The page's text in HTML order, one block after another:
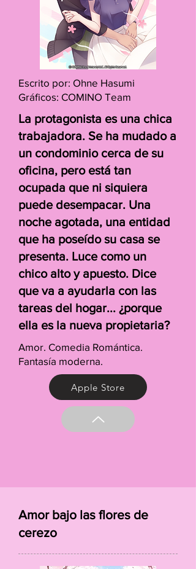
Escrito por: Ohne Hasumi
Gráficos: COMINO Team
La protagonista es una chica
trabajadora. Se ha mudado a
un condominio cerca de su
oficina, pero está tan
ocupada que ni siquiera
puede desempacar. Una
noche agotada, una entidad
que ha poseído su casa se
presenta. Luce como un
chico alto y apuesto. Dice
que va a ayudarla con las
tareas del hogar... ¿porque
ella es la nueva propietaria?
Amor. Comedia Romántica.
Fantasía moderna.
Apple Store
Amor bajo las flores de
cerezo